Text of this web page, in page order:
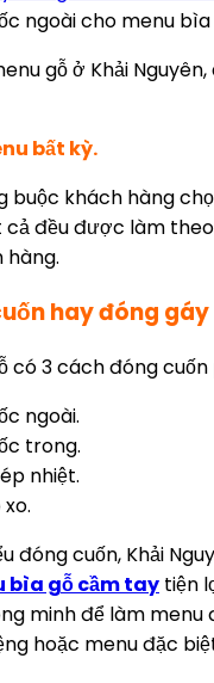
ngoài cho menu bìa
gỗ ở Khải
bất kỳ.
buộc khách hàng
cả đều được làm
hay đóng gáy
có 3 cách đóng cuốn
ngoài.
trong.
nhiệt.
đóng cuốn, Khải
bìa gỗ cầm tay tiện
minh để làm menu
hoặc menu đặc